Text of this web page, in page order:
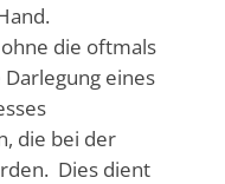
die oftmals
eines
die bei der
Dies dient